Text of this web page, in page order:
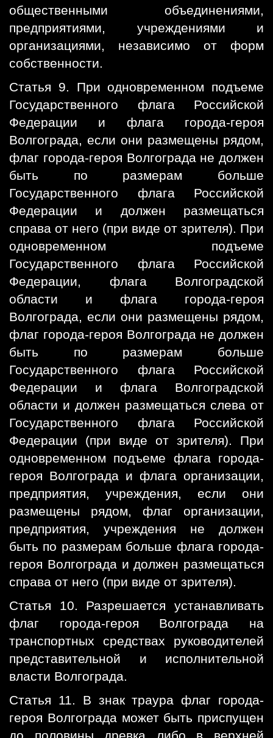
общественными объединениями,
предприятиями, учреждениями и
организациями, независимо от форм
собственности.
Статья 9. При одновременном подъеме
Государственного флага Российской
Федерации и флага города-героя
Волгограда, если они размещены рядом,
флаг города-героя Волгограда не должен
быть по размерам больше
Государственного флага Российской
Федерации и должен размещаться
справа от него (при виде от зрителя). При
одновременном подъеме
Государственного флага Российской
Федерации, флага Волгоградской
области и флага города-героя
Волгограда, если они размещены рядом,
флаг города-героя Волгограда не должен
быть по размерам больше
Государственного флага Российской
Федерации и флага Волгоградской
области и должен размещаться слева от
Государственного флага Российской
Федерации (при виде от зрителя). При
одновременном подъеме флага города-
героя Волгограда и флага организации,
предприятия, учреждения, если они
размещены рядом, флаг организации,
предприятия, учреждения не должен
быть по размерам больше флага города-
героя Волгограда и должен размещаться
справа от него (при виде от зрителя).
Статья 10. Разрешается устанавливать
флаг города-героя Волгограда на
транспортных средствах руководителей
представительной и исполнительной
власти Волгограда.
Статья 11. В знак траура флаг города-
героя Волгограда может быть приспущен